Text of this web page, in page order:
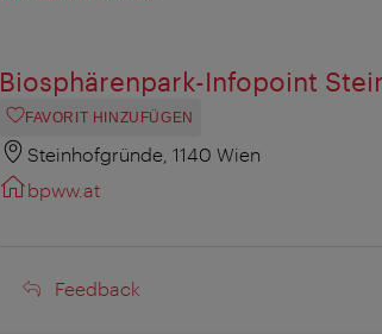
Biosphärenpark-Infopoint
FAVORIT HINZUFÜGEN
Steinhofgründe, 1140 Wien
bpww.at
Feedback
Feedback